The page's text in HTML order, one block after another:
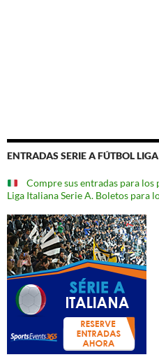
ENTRADAS SERIE A FÚTBOL
Compre sus entradas para
Liga Italiana Serie A. Boletos para